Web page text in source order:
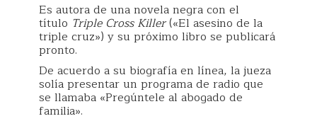
Es autora de una novela negra con el
título Triple Cross Killer(«El asesino de la
triple cruz») y su próximo libro se publicará
pronto.
De acuerdo a su biografía en línea, la jueza
solía presentar un programa de radio que
se llamaba «Pregúntele al abogado de
familia».